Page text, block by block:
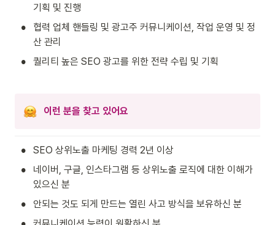
기획 및 진행
•
협력 업체 핸들링 및 광고주 커뮤니케이션, 작업 운영 및 정
산 관리
• 퀄리티 높은 SEO 광고를 위한 전략 수립 및 기획
이런 분을 찾고 있어요
• SEO 상위노출 마케팅 경력 2년 이상
•
네이버, 구글, 인스타그램 등 상위노출 로직에 대한 이해가
있으신 분
• 안되는 것도 되게 만드는 열린 사고 방식을 보유하신 분